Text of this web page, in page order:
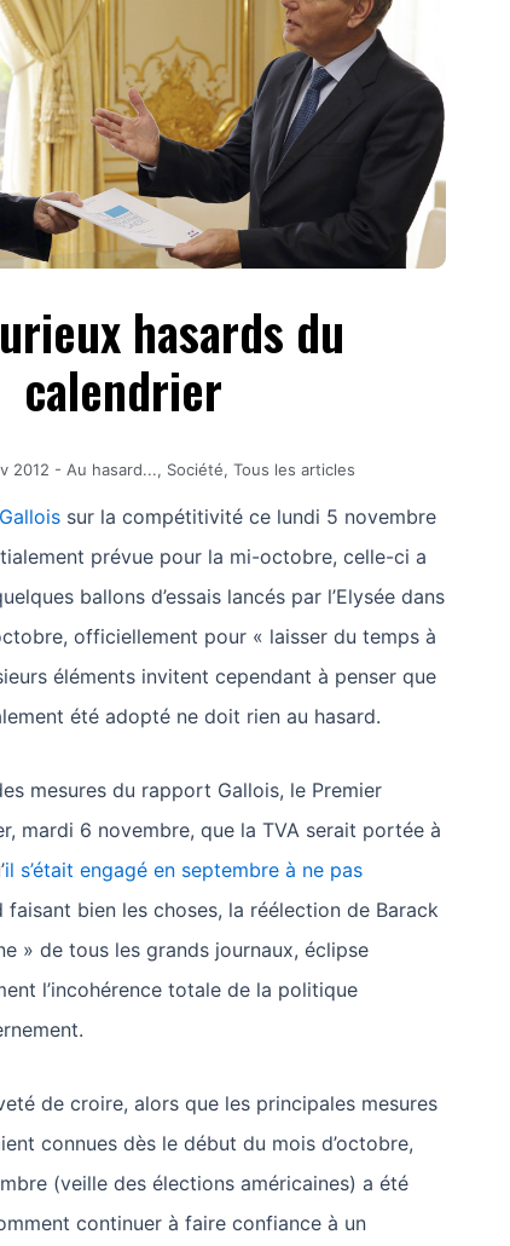
hasards du
calendrier
2012 - Au hasard..., Société, Tous les articles
sur la compétitivité ce lundi 5 novembre
prévue pour la mi-octobre, celle-ci a
ballons d’essais lancés par l’Elysée dans
officiellement pour « laisser du temps à
éléments invitent cependant à penser que
été adopté ne doit rien au hasard.
mesures du rapport Gallois, le Premier
mardi 6 novembre, que la TVA serait portée à
il s’était engagé en septembre à ne pas
faisant bien les choses, la réélection de Barack
» de tous les grands journaux, éclipse
l’incohérence totale de la politique
de croire, alors que les principales mesures
connues dès le début du mois d’octobre,
(veille des élections américaines) a été
continuer à faire confiance à un